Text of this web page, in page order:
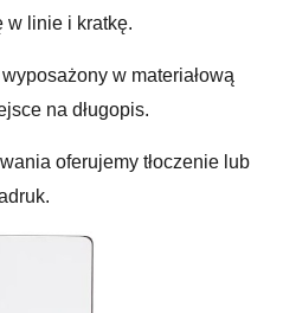
w linie i kratkę.
w materiałową
na długopis.
oferujemy tłoczenie lub